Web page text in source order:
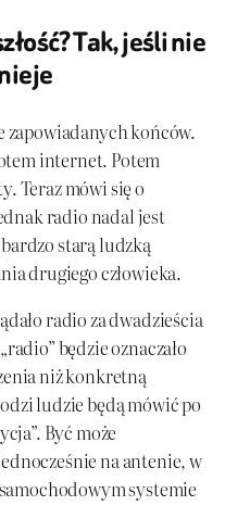
Tak, jeśli nie
zapowiadanych końców.
internet. Potem
Teraz mówi się o
radio nadal jest
starą ludzką
drugiego człowieka.
radio za dwadzieścia
będzie oznaczało
niż konkretną
ludzie będą mówić po
Być może
na antenie, w
systemie